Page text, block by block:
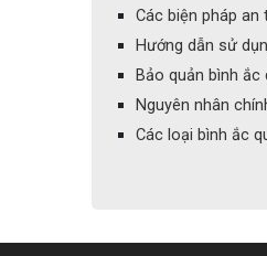
Các biện pháp
Hướng dẫn sử
Bảo quản bình
Nguyên nhân
Các loại bình ắc